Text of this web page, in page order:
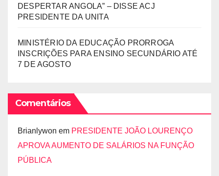
DESPERTAR ANGOLA” – DISSE ACJ
PRESIDENTE DA UNITA
MINISTÉRIO DA EDUCAÇÃO PRORROGA
INSCRIÇÕES PARA ENSINO SECUNDÁRIO ATÉ
7 DE AGOSTO
Comentários
Brianlywon em PRESIDENTE JOÃO LOURENÇO
APROVA AUMENTO DE SALÁRIOS NA FUNÇÃO
PÚBLICA